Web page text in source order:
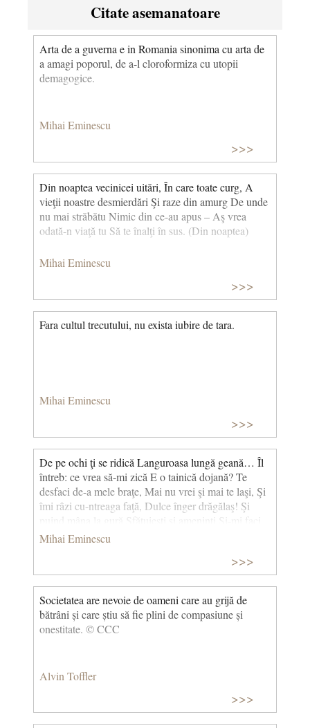
Citate asemanatoare
Arta de a guverna e in Romania sinonima cu arta de
a amagi poporul, de a-l cloroformiza cu utopii
demagogice.
Mihai Eminescu
>>>
Din noaptea vecinicei uitări, În care toate curg, A
vieţii noastre desmierdări Şi raze din amurg De unde
nu mai străbătu Nimic din ce-au apus – Aş vrea
odată-n viaţă tu Să te înalţi în sus. (Din noaptea)
Mihai Eminescu
>>>
Fara cultul trecutului, nu exista iubire de tara.
Mihai Eminescu
>>>
De pe ochi ţi se ridică Languroasa lungă geană… Îl
întreb: ce vrea să-mi zică E o tainică dojană? Te
desfaci de-a mele braţe, Mai nu vrei şi mai te laşi, Şi
îmi râzi cu-ntreaga faţă, Dulce înger drăgălaş! Şi
lungă-nvăţătură Cum că nu suntem cuminţi. Iar
voi fi cum vei pretinde Dar cum sunt mă lasă azi.“
Astfel lupt cu-a ta mustrare De atâtea săptămâni Şi
mereu a mea-ndreptare O amân de azi pe mâni.
(1881) (De pe ochi ți se ridică...)
Mihai Eminescu
>>>
Societatea are nevoie de oameni care au grijă de
bătrâni și care știu să fie plini de compasiune și
onestitate. © CCC
Alvin Toffler
>>>